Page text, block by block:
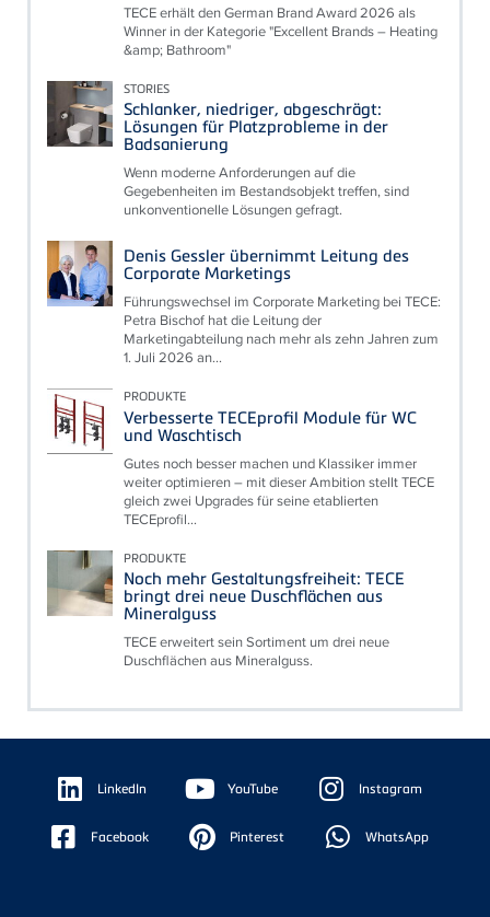
TECE erhält den German Brand Award 2026 als
Winner in der Kategorie "Excellent Brands – Heating
&amp; Bathroom"
STORIES
Schlanker, niedriger, abgeschrägt:
Lösungen für Platzprobleme in der
Badsanierung
Wenn moderne Anforderungen auf die
Gegebenheiten im Bestandsobjekt treffen, sind
unkonventionelle Lösungen gefragt.
Denis Gessler übernimmt Leitung des
Corporate Marketings
Führungswechsel im Corporate Marketing bei TECE:
Petra Bischof hat die Leitung der
Marketingabteilung nach mehr als zehn Jahren zum
1. Juli 2026 an...
PRODUKTE
Verbesserte TECEprofil Module für WC
und Waschtisch
Gutes noch besser machen und Klassiker immer
weiter optimieren – mit dieser Ambition stellt TECE
gleich zwei Upgrades für seine etablierten
TECEprofil...
PRODUKTE
Noch mehr Gestaltungsfreiheit: TECE
bringt drei neue Duschflächen aus
Mineralguss
TECE erweitert sein Sortiment um drei neue
Duschflächen aus Mineralguss.
Floating
Sidebar LinkedIn YouTube Instagram
Facebook Pinterest WhatsApp